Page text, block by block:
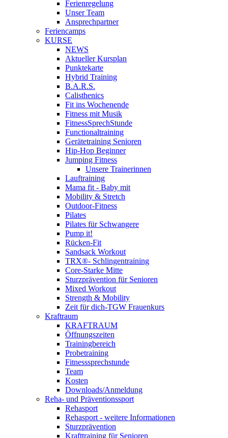
Ferienregelung
Unser Team
Ansprechpartner
Feriencamps
KURSE
NEWS
Aktueller Kursplan
Punktekarte
Hybrid Training
B.A.R.S.
Calisthenics
Fit ins Wochenende
Fitness mit Musik
FitnessSprechStunde
Functionaltraining
Gerätetraining Senioren
Hip-Hop Beginner
Jumping Fitness
Unsere Trainerinnen
Lauftraining
Mama fit - Baby mit
Mobility & Stretch
Outdoor-Fitness
Pilates
Pilates für Schwangere
Pump it!
Rücken-Fit
Sandsack Workout
TRX®- Schlingentraining
Core-Starke Mitte
Sturzprävention für Senioren
Mixed Workout
Strength & Mobility
Zeit für dich-TGW Frauenkurs
Kraftraum
KRAFTRAUM
Öffnungszeiten
Trainingbereich
Probetraining
Fitnesssprechstunde
Team
Kosten
Downloads/Anmeldung
Reha- und Präventionssport
Rehasport
Rehasport - weitere Informationen
Sturzprävention
Krafttraining für Senioren